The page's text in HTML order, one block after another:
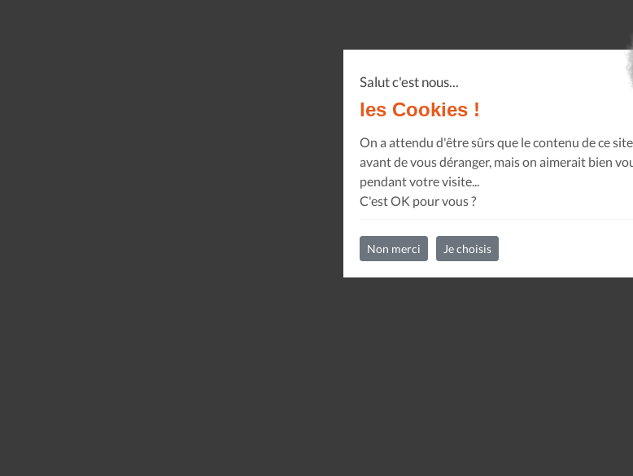
Salut c'est nous...
les Cookies !
On a attendu d'être sûrs que le contenu de ce
avant de vous déranger, mais on aimerait bien
pendant votre visite...
C'est OK pour vous ?
Non merci Je choisis